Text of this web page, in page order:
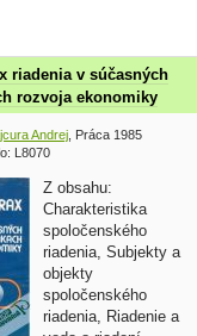
1969
riadenia v súčasných
rozvoja ekonomiky
Andrej, Práca 1985
L8070
Z obsahu:
Charakteristika
spoločenského
riadenia, Subjekty a
objekty
spoločenského
riadenia, Riadenie a